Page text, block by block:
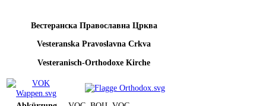
Вестеранскa Православнa Црквa
Vesteranska Pravoslavna Crkva
Vesteranisch-Orthodoxe Kirche